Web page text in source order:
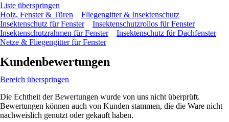
Liste überspringen
Holz, Fenster & Türen
Fliegengitter & Insektenschutz
Insektenschutz für Fenster
Insektenschutzrollos für Fenster
Insektenschutzrahmen für Fenster
Insektenschutz für Dachfenster
Netze & Fliegengitter für Fenster
Kundenbewertungen
Bereich überspringen
Die Echtheit der Bewertungen wurde von uns nicht überprüft.
Bewertungen können auch von Kunden stammen, die die Ware nicht
nachweislich genutzt oder gekauft haben.